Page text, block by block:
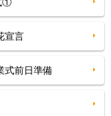
宣言
式前日準備